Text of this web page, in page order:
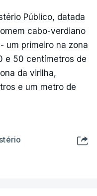
Público, datada
cabo-verdiano
um primeiro na zona
e 50 centímetros de
da virilha,
e um metro de